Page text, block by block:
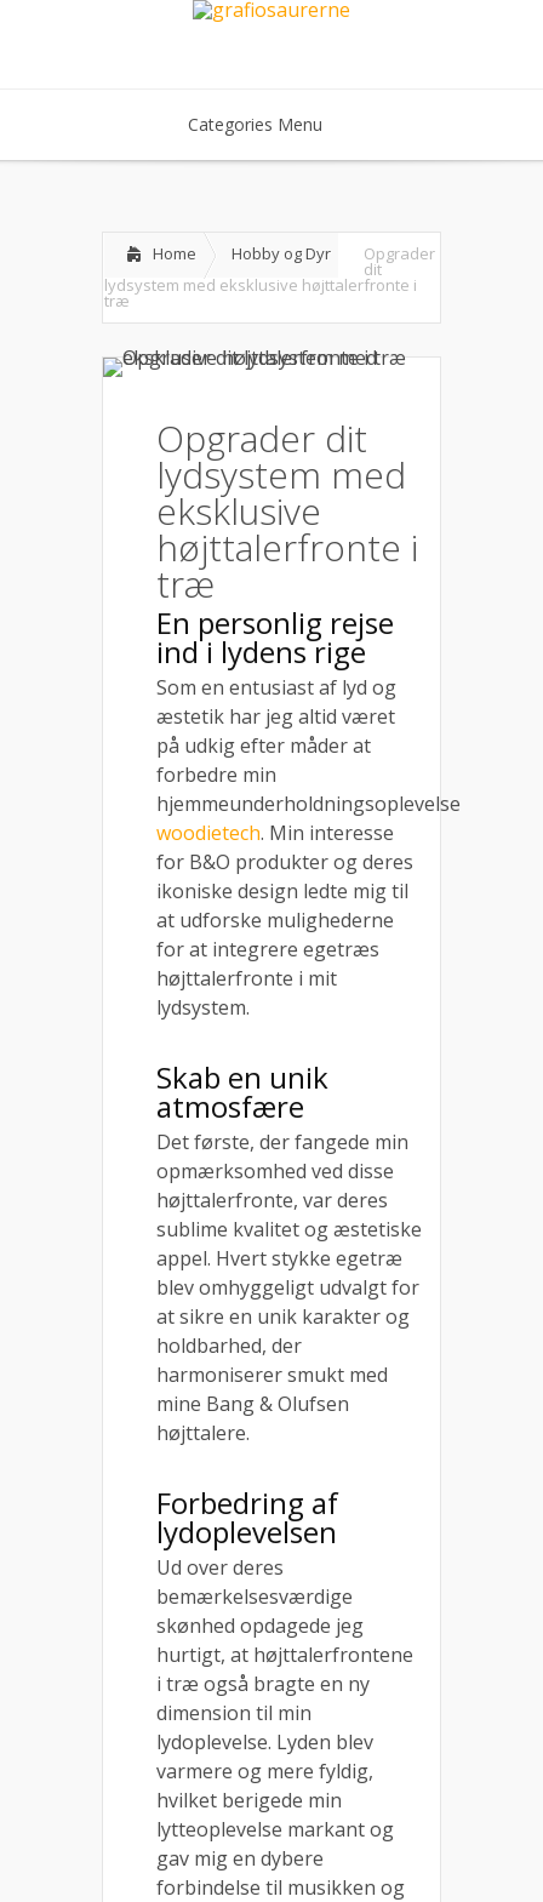
Categories Menu
Home Hobby og Dyr Opgrader
dit
lydsystem med eksklusive højttalerfronte i
træ
Opgrader dit
lydsystem med
eksklusive
højttalerfronte i
træ
En personlig rejse
ind i lydens rige
Som en entusiast af lyd og
æstetik har jeg altid været
på udkig efter måder at
forbedre min
hjemmeunderholdningsoplevelse
woodietech. Min interesse
for B&O produkter og deres
ikoniske design ledte mig til
at udforske mulighederne
for at integrere egetræs
højttalerfronte i mit
lydsystem.
Skab en unik
atmosfære
Det første, der fangede min
opmærksomhed ved disse
højttalerfronte, var deres
sublime kvalitet og æstetiske
appel. Hvert stykke egetræ
blev omhyggeligt udvalgt for
at sikre en unik karakter og
holdbarhed, der
harmoniserer smukt med
mine Bang & Olufsen
højttalere.
Forbedring af
lydoplevelsen
Ud over deres
bemærkelsesværdige
skønhed opdagede jeg
hurtigt, at højttalerfrontene
i træ også bragte en ny
dimension til min
lydoplevelse. Lyden blev
varmere og mere fyldig,
hvilket berigede min
lytteoplevelse markant og
gav mig en dybere
forbindelse til musikken og